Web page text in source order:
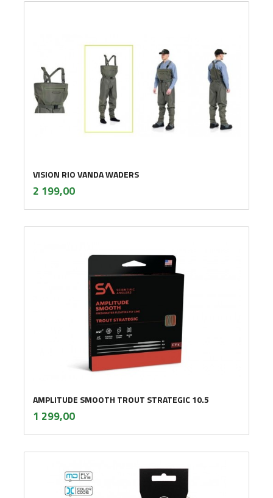
VISION RIO VANDA WADERS
Pris
2 199,00mva.
AMPLITUDE SMOOTH TROUT STRATEGIC 10.5
Pris
1 299,00mva.